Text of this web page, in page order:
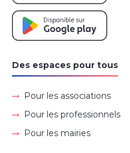
Des espaces pour tous
Pour les associations
Pour les professionnels
Pour les mairies